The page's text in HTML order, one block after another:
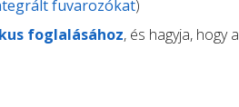
fuvarozókat)
foglalásához, és hagyja, hogy a